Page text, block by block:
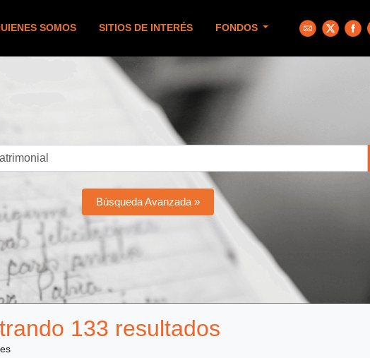
SOMOS SITIOS DE INTERÉS FONDOS
Búsqueda Avanzada »
133 resultados